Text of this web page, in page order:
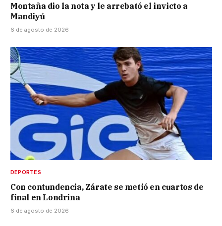
Montaña dio la nota y le arrebató el invicto a
Mandiyú
6 de agosto de 2026
DEPORTES
Con contundencia, Zárate se metió en cuartos de
final en Londrina
6 de agosto de 2026